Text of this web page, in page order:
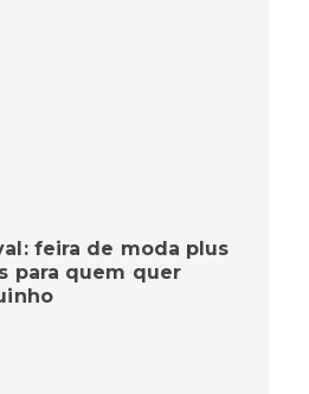
feira de moda plus
para quem quer